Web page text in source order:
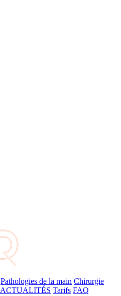
Pathologies de la main Chirurgie
ACTUALITÉS Tarifs FAQ